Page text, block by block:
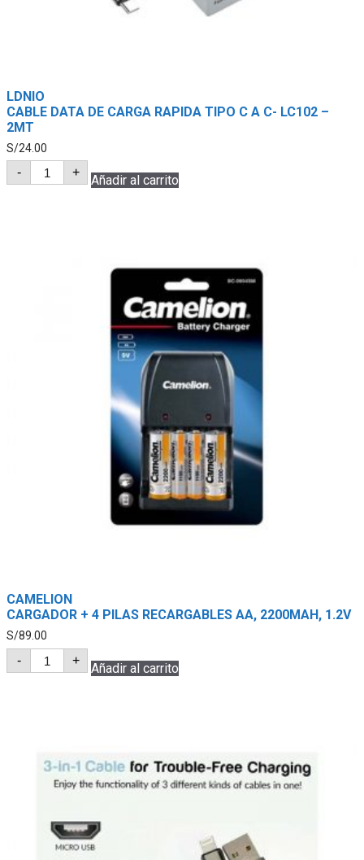
LDNIO
CABLE DATA DE CARGA RAPIDA TIPO C A C- LC102 –
2MT
S/24.00
-
LDNIO
CABLE
+
Añadir al carrito
CAMELION
CARGADOR + 4 PILAS RECARGABLES AA, 2200MAH, 1.2V
S/89.00
-
CAMELION
CARGADOR
1.2V
cantidad
+
Añadir al carrito